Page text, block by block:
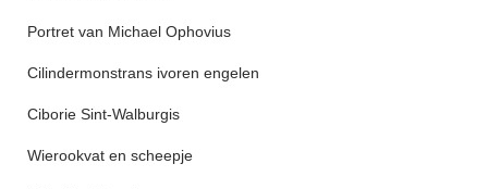
Portret van Michael Ophovius
Cilindermonstrans ivoren engelen
Ciborie Sint-Walburgis
Wierookvat en scheepje